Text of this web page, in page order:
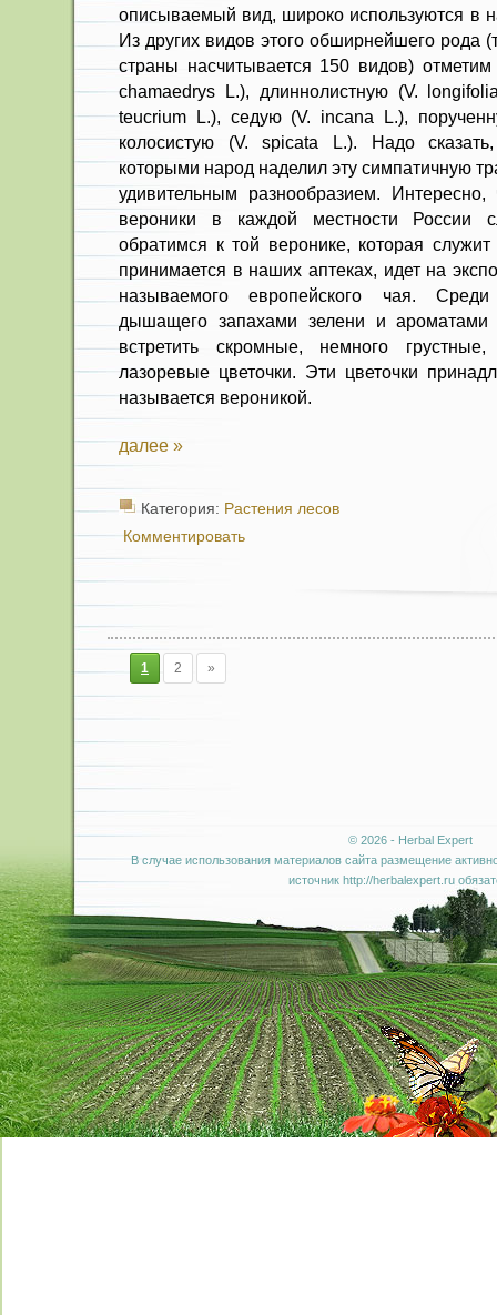
описываемый вид, широко используются в
Из других видов этого обширнейшего рода
страны насчитывается 150 видов)
chamaedrys L.), длиннолистную (V.
teucrium L.), седую (V. incana L.),
колосистую (V. spicata L.). Надо
которыми народ наделил эту симпатичную
удивительным разнообра­зием.
вероники в каж­дой местности России
обратимся к той веронике, которая
принимается в наших аптеках, идет на
называемого европейского чая. Среди
дышащего запахами зелени и аро­матами
встретить скромные, немного
лазоревые цве­точки. Эти цветочки
называется вероникой.
далее »
Категория: Растения лесов
Комментировать
1 2 »
© 2026 - Herbal Expert
В случае использования материалов сайта размещение
источник http://herbalexpert.ru